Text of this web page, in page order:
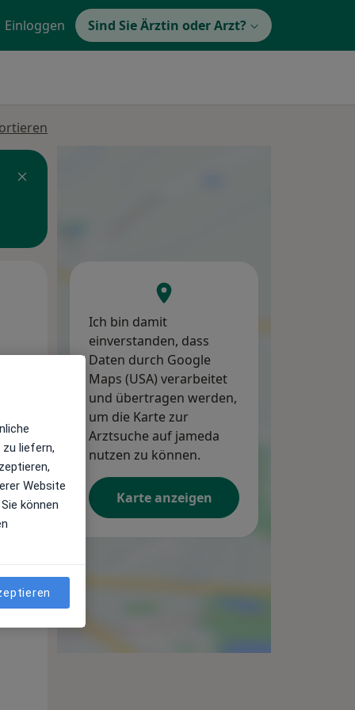
Einloggen Sind Sie Ärztin oder Arzt?
Do,
13 Aug
Ich bin damit
einverstanden, dass
Daten durch Google
Maps (USA) verarbeitet
und übertragen werden,
um die Karte zur
Arztsuche auf jameda
nutzen zu können.
Karte anzeigen
liefern,
Website
können